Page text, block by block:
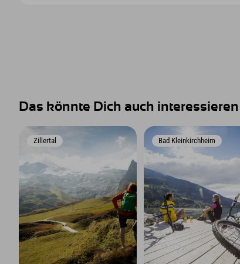
Das könnte Dich auch interessieren
Zillertal Bad Kleinkirchheim